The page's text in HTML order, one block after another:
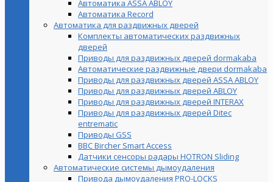
Автоматика ASSA ABLOY
Автоматика Record
Автоматика для раздвижных дверей
Комплекты автоматических раздвижных
дверей
Приводы для раздвижных дверей dormakaba
Автоматические раздвижные двери dormakaba
Приводы для раздвижных дверей ASSA ABLOY
Приводы для раздвижных дверей ABLOY
Приводы для раздвижных дверей INTERAX
Приводы для раздвижных дверей Ditec
entrematic
Приводы GSS
BBC Bircher Smart Access
Датчики сенсоры радары HOTRON Sliding
Автоматические системы дымоудаления
Привода дымоудаления PRO-LOCKS